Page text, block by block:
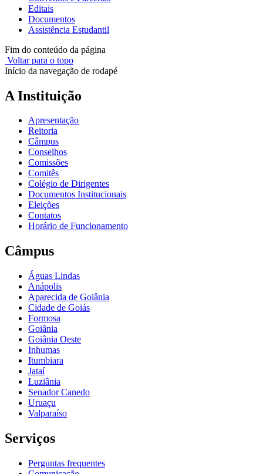
Editais
Documentos
Assistência Estudantil
Fim do conteúdo da página
Voltar para o topo
Início da navegação de rodapé
A Instituição
Apresentação
Reitoria
Câmpus
Conselhos
Comissões
Comitês
Colégio de Dirigentes
Documentos Institucionais
Eleições
Contatos
Horário de Funcionamento
Câmpus
Águas Lindas
Anápolis
Aparecida de Goiânia
Cidade de Goiás
Formosa
Goiânia
Goiânia Oeste
Inhumas
Itumbiara
Jataí
Luziânia
Senador Canedo
Uruaçu
Valparaíso
Serviços
Perguntas frequentes